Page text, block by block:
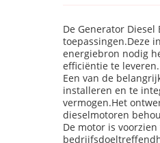
De Generator
toepassingen.Deze
energiebron nodig
efficiëntie te leveren.
Een van de
installeren en te
vermogen.Het
dieselmotoren
De motor is